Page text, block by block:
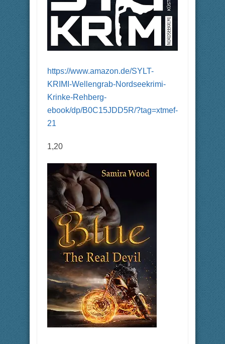
https://www.amazon.de/SYLT-
KRIMI-Wellengrab-Nordseekrimi-
Krinke-Rehberg-
ebook/dp/B0C15JDD5R/?tag=xtmef-
21
1,20